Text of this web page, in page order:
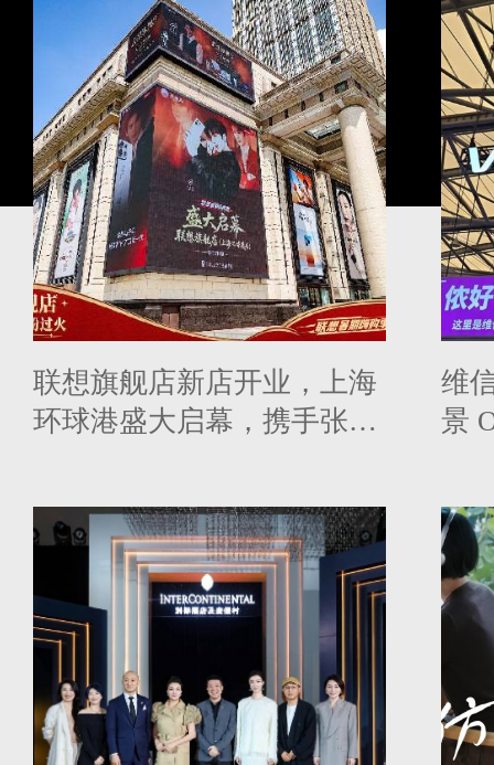
联想旗舰店新店开业，上海
环球港盛大启幕，携手张凌
潮
维
景